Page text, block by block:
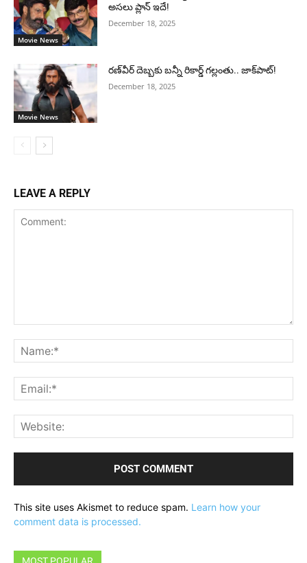
Movie News
అసలు ప్లాన్ ఇదే!
December 18, 2025
Movie News
రణ్‌వీర్ దెబ్బకు బన్నీ రికార్డ్ గల్లంతు.. జాక్‌పాట్!
December 18, 2025
LEAVE A REPLY
This site uses Akismet to reduce spam. Learn how your
comment data is processed.